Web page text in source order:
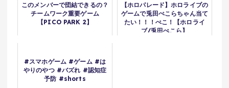
このメンバーで団結できるの？
チームワーク重要ゲーム
【PICO PARK 2】
【ホロパレード】ホロライブの
ゲームで兎田ぺこらちゃん当て
たい！！！ぺこ！【ホロライ
ブ/兎田ぺこら】
#スマホゲーム #ゲーム #は
やりのやつ #バズれ #認知症
予防 #shorts